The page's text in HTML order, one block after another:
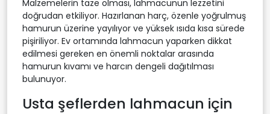
Malzemelerin taze olması, lahmacunun lezzetini
doğrudan etkiliyor. Hazırlanan harç, özenle yoğrulmuş
hamurun üzerine yayılıyor ve yüksek ısıda kısa sürede
pişiriliyor. Ev ortamında lahmacun yaparken dikkat
edilmesi gereken en önemli noktalar arasında
hamurun kıvamı ve harcın dengeli dağıtılması
bulunuyor.
Usta şeflerden lahmacun için